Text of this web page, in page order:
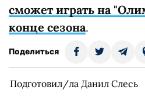
сможет играть на
конце сезона.
Поделиться
Подготовил/ла Данил Слесь